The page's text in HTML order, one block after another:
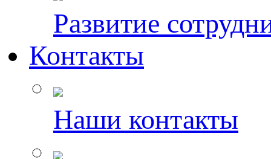
Развитие
Контакты
Наши контакты